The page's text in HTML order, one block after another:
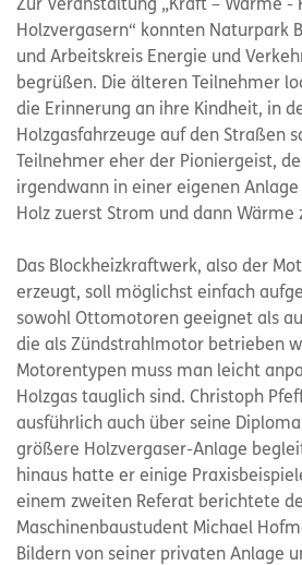
Zur Veranstaltung „Kraft – Wärme -
Holzvergasern“ konnten Naturpark
und Arbeitskreis Energie und
begrüßen. Die älteren Teilnehmer
die Erinnerung an ihre Kindheit, in
Holzgasfahrzeuge auf den Straßen
Teilnehmer eher der Pioniergeist,
irgendwann in einer eigenen
Holz zuerst Strom und dann Wärme
Das Blockheizkraftwerk, also der
erzeugt, soll möglichst einfach
sowohl Ottomotoren geeignet als
die als Zündstrahlmotor betrieben
Motorentypen muss man leicht
Holzgas tauglich sind. Christoph
ausführlich auch über seine
größere Holzvergaser-Anlage
hinaus hatte er einige
einem zweiten Referat berichtete
Maschinenbaustudent Michael
Bildern von seiner privaten Anlage